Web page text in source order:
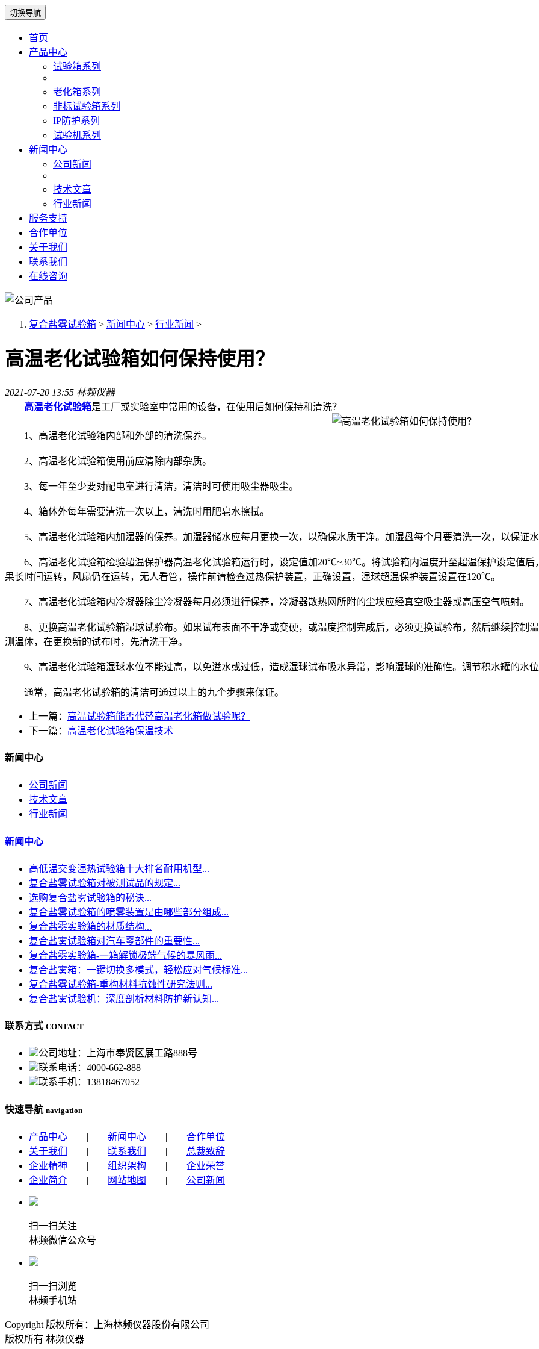
切换导航
首页
产品中心
试验箱系列
老化箱系列
非标试验箱系列
IP防护系列
试验机系列
新闻中心
公司新闻
技术文章
行业新闻
服务支持
合作单位
关于我们
联系我们
在线咨询
复合盐雾试验箱 > 新闻中心 > 行业新闻 >
高温老化试验箱如何保持使用？
2021-07-20 13:55 林频仪器
高温老化试验箱是工厂或实验室中常用的设备，在使用后如何保持和清洗？
1、高温老化试验箱内部和外部的清洗保养。
2、高温老化试验箱使用前应清除内部杂质。
3、每一年至少要对配电室进行清洁，清洁时可使用吸尘器吸尘。
4、箱体外每年需要清洗一次以上，清洗时用肥皂水擦拭。
5、高温老化试验箱内加湿器的保养。加湿器储水应每月更换一次，以确保水质干净。加湿盘每个月要清洗一次，以保证水
6、高温老化试验箱检验超温保护器高温老化试验箱运行时，设定值加20℃~30℃。将试验箱内温度升至超温保护设定值后
果长时间运转，风扇仍在运转，无人看管，操作前请检查过热保护装置，正确设置，湿球超温保护装置设置在120℃。
7、高温老化试验箱内冷凝器除尘冷凝器每月必须进行保养，冷凝器散热网所附的尘埃应经真空吸尘器或高压空气喷射。
8、更换高温老化试验箱湿球试验布。如果试布表面不干净或变硬，或温度控制完成后，必须更换试验布，然后继续控制
测温体，在更换新的试布时，先清洗干净。
9、高温老化试验箱湿球水位不能过高，以免溢水或过低，造成湿球试布吸水异常，影响湿球的准确性。调节积水罐的水位
通常，高温老化试验箱的清洁可通过以上的九个步骤来保证。
上一篇： 高温试验箱能否代替高温老化箱做试验呢？
下一篇： 高温老化试验箱保温技术
新闻中心
公司新闻
技术文章
行业新闻
新闻中心
高低温交变湿热试验箱十大排名耐用机型...
复合盐雾试验箱对被测试品的规定...
选购复合盐雾试验箱的秘诀...
复合盐雾试验箱的喷雾装置是由哪些部分组成...
复合盐雾实验箱的材质结构...
复合盐雾试验箱对汽车零部件的重要性...
复合盐雾实验箱-一箱解锁极端气候的暴风雨...
复合盐雾箱：一键切换多模式，轻松应对气候标准...
复合盐雾试验箱-重构材料抗蚀性研究法则...
复合盐雾试验机：深度剖析材料防护新认知...
联系方式 CONTACT
公司地址：上海市奉贤区展工路888号
联系电话：4000-662-888
联系手机：13818467052
快速导航 navigation
产品中心 | 新闻中心 | 合作单位
关于我们
| 联系我们 | 总裁致辞
企业精神 | 组织架构 | 企业荣誉
企业简介 | 网站地图 | 公司新闻
扫一扫关注
林频微信公众号
扫一扫浏览
林频手机站
Copyright 版权所有：上海林频仪器股份有限公司
版权所有 林频仪器